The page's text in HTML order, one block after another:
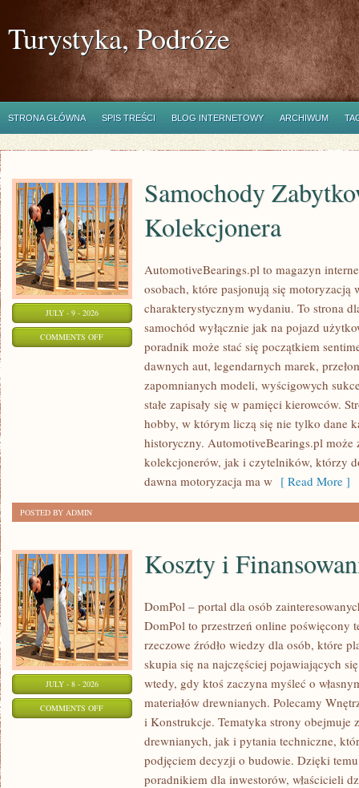
Turystyka, Podróże
STRONA GŁÓWNA SPIS TREŚCI BLOG INTERNETOWY ARCHIWUM
JULY - 9 - 2026
COMMENTS OFFON
SAMOCHODY
Samochody
Kolekcjonera
AutomotiveBearings.pl to magazyn
osobach, które pasjonują się motoryzacją
charakterystycznym wydaniu. To strona
samochód wyłącznie jak na pojazd
poradnik może stać się początkiem
dawnych aut, legendarnych marek,
zapomnianych modeli, wyścigowych
stałe zapisały się w pamięci kierowców.
hobby, w którym liczą się nie tylko dane
historyczny. AutomotiveBearings.pl może
kolekcjonerów, jak i czytelników, którzy
dawna motoryzacja ma w [ Read More ]
POSTED BY ADMIN
JULY - 8 - 2026
COMMENTS OFFON
FINANSOWANIE
Koszty i
DomPol – portal dla osób
DomPol to przestrzeń online poświęcony
rzeczowe źródło wiedzy dla osób, które
skupia się na najczęściej pojawiających
wtedy, gdy ktoś zaczyna myśleć o
materiałów drewnianych. Polecamy
i Konstrukcje. Tematyka strony obejmuje
drewnianych, jak i pytania techniczne,
podjęciem decyzji o budowie. Dzięki
poradnikiem dla inwestorów, właścicieli